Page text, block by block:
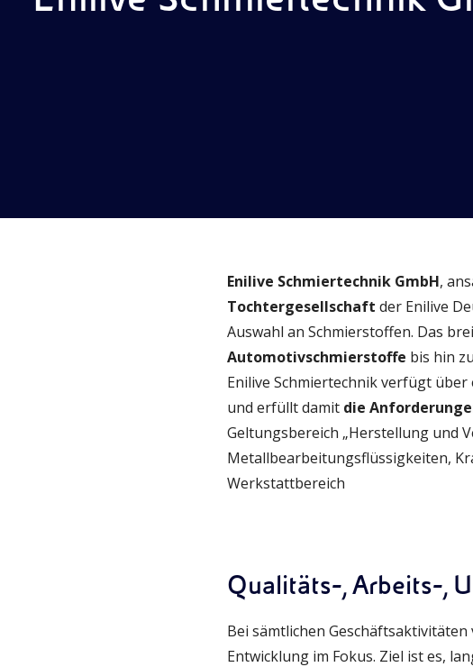
Enilive Schmiertechnik GmbH,
Tochtergesellschaft der Enilive
Auswahl an Schmierstoffen. Das
Automotivschmierstoffe bis hin
Enilive Schmiertechnik verfügt
und erfüllt damit die
Geltungsbereich „Herstellung und
Metallbearbeitungsflüssigkeiten,
Werkstattbereich
Qualitäts-, Arbeits-,
Bei sämtlichen
Entwicklung im Fokus. Ziel ist es,